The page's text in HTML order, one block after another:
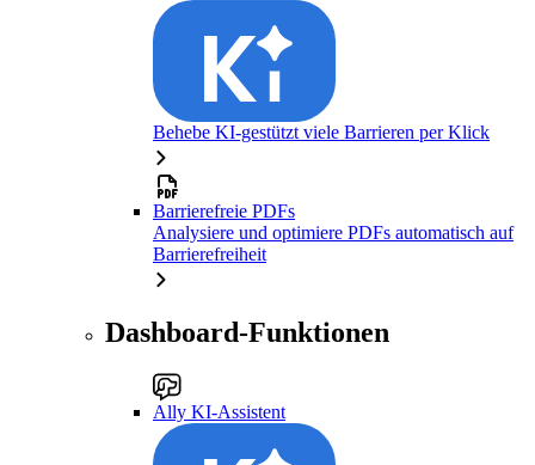
Behebe KI-gestützt viele Barrieren per Klick
Barrierefreie PDFs
Analysiere und optimiere PDFs automatisch auf
Barrierefreiheit
Dashboard-Funktionen
Ally KI-Assistent